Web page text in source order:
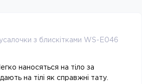
з блискітками WS-E046
наносяться на тіло за
на тілі як справжні тату.